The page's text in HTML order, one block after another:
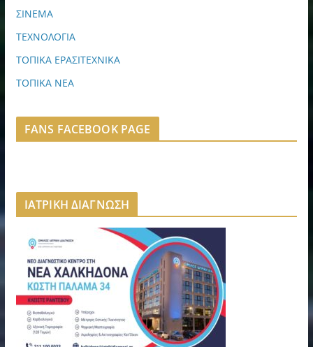
ΣΙΝΕΜΑ
ΤΕΧΝΟΛΟΓΙΑ
ΤΟΠΙΚΑ ΕΡΑΣΙΤΕΧΝΙΚΑ
ΤΟΠΙΚΑ ΝΕΑ
FANS FACEBOOK PAGE
ΙΑΤΡΙΚΗ ΔΙΑΓΝΩΣΗ